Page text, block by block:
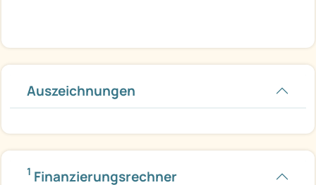
Auszeichnungen
1 Finanzierungsrechner